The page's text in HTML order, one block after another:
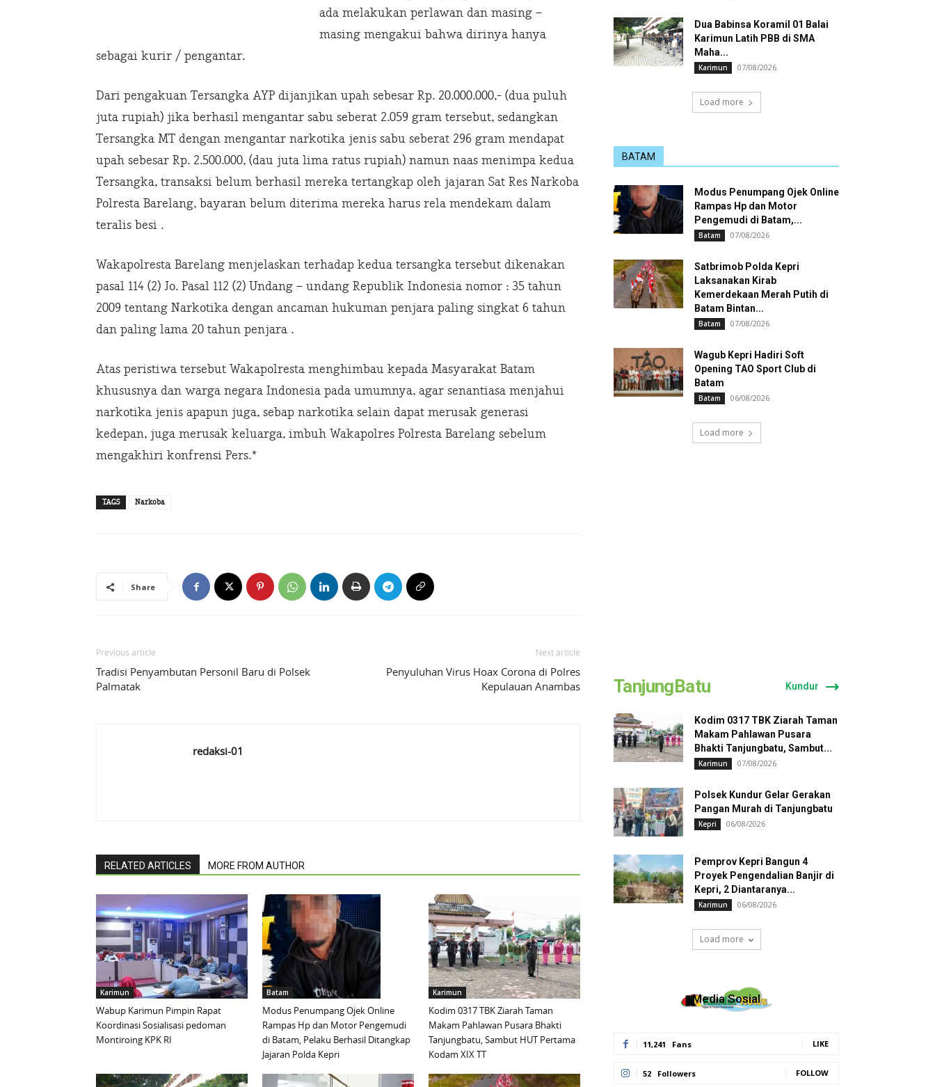
ada melakukan perlawan dan masing –
masing mengakui bahwa dirinya hanya
sebagai kurir / pengantar.
Dari pengakuan Tersangka AYP dijanjikan upah sebesar Rp. 20.000.000,- (dua puluh
juta rupiah) jika berhasil mengantar sabu seberat 2.059 gram tersebut, sedangkan
Tersangka MT dengan mengantar narkotika jenis sabu seberat 296 gram mendapat
upah sebesar Rp. 2.500.000, (dau juta lima ratus rupiah) namun naas menimpa kedua
Tersangka, transaksi belum berhasil mereka tertangkap oleh jajaran Sat Res Narkoba
Polresta Barelang, bayaran belum diterima mereka harus rela mendekam dalam
teralis besi .
Wakapolresta Barelang menjelaskan terhadap kedua tersangka tersebut dikenakan
pasal 114 (2) Jo. Pasal 112 (2) Undang – undang Republik Indonesia nomor : 35 tahun
2009 tentang Narkotika dengan ancaman hukuman penjara paling singkat 6 tahun
dan paling lama 20 tahun penjara .
Atas peristiwa tersebut Wakapolresta menghimbau kepada Masyarakat Batam
khususnya dan warga negara Indonesia pada umumnya, agar senantiasa menjahui
narkotika jenis apapun juga, sebap narkotika selain dapat merusak generasi
kedepan, juga merusak keluarga, imbuh Wakapolres Polresta Barelang sebelum
mengakhiri konfrensi Pers.*
TAGS Narkoba
Share
Previous article
Tradisi Penyambutan Personil Baru di Polsek
Palmatak
Next article
Penyuluhan Virus Hoax Corona di Polres
Kepulauan Anambas
redaksi-01
RELATED ARTICLES MORE FROM AUTHOR
Karimun
Wabup Karimun Pimpin Rapat
Koordinasi Sosialisasi pedoman
Montiroing KPK RI
Batam
Modus Penumpang Ojek Online
Rampas Hp dan Motor Pengemudi
di Batam, Pelaku Berhasil Ditangkap
Jajaran Polda Kepri
Karimun
Kodim 0317 TBK Ziarah Taman
Makam Pahlawan Pusara Bhakti
Tanjungbatu, Sambut HUT Pertama
Kodam XIX TT
Dua Babinsa Koramil 01 Balai
Karimun Latih PBB di SMA
Maha...
Karimun 07/08/2026
Load more
BATAM
Modus Penumpang Ojek Online
Rampas Hp dan Motor
Pengemudi di Batam,...
Batam 07/08/2026
Satbrimob Polda Kepri
Laksanakan Kirab
Kemerdekaan Merah Putih di
Batam Bintan...
Batam 07/08/2026
Wagub Kepri Hadiri Soft
Opening TAO Sport Club di
Batam
Batam 06/08/2026
Load more
TanjungBatu Kundur
Kodim 0317 TBK Ziarah Taman
Makam Pahlawan Pusara
Bhakti Tanjungbatu, Sambut...
Karimun 07/08/2026
Polsek Kundur Gelar Gerakan
Pangan Murah di Tanjungbatu
Kepri 06/08/2026
Pemprov Kepri Bangun 4
Proyek Pengendalian Banjir di
Kepri, 2 Diantaranya...
Karimun 06/08/2026
Load more
Media Sosial
11,241 Fans LIKE
52 Followers FOLLOW